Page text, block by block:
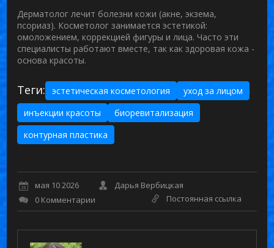
Дерматолог лечит болезни кожи (акне, экзема,
псориаз). Косметолог занимается эстетикой:
омоложением, коррекцией фигуры и лица. Часто эти
специалисты работают вместе, так как здоровая кожа -
основа красоты.
Теги: эстетическая косметология
уход за лицом
инъекции красоты
биоревитализация
контурная пластика
мая 10 2026
Дарья Вербицкая
0 Комментарии
Постоянная ссылка